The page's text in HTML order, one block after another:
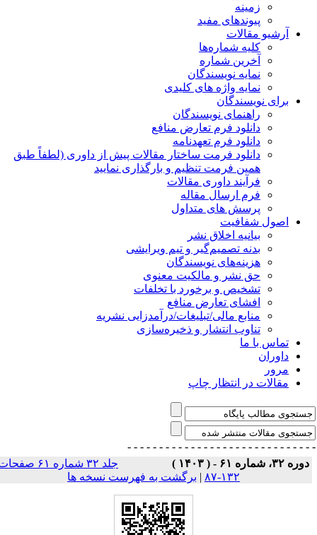
زمینه
پیوندهای مفید
آرشیو مقالات
کلیه شماره‌ها
آخرین شماره
نمایه نویسندگان
نمایه واژه های کلیدی
برای نویسندگان
راهنمای نویسندگان
دانلود فرم تعارض منافع
دانلود فرم تعهدنامه
دانلود فرمت ساختار مقالات پیش از داوری (لطفاً طبق
همین فرمت تنظیم و بارگذاری نمایید
فرآیند داوری مقالات
فرم ارسال مقاله
پرسش های متداول
اصول شفافیت
بیانیه اخلاق نشر
بدنه تصمیم‌گیر و تیم ویرایشی
هزینه‌های نویسندگان
حق نشر و مالکیت معنوی
تشخیص و برخورد با تخلفات
افشای تعارض منافع
منابع مالی/تبلیغات/درآمدزایی نشریه
تناوب انتشار و ذخیره‌سازی
تماس با ما
داوران
مرور
مقالات در انتظار چاپ
- - - - - - - - - - - - -
- - - - - - - - - - - - - - -
دوره ۳۲، شماره ۶۱ - ( ۱۴۰۳ )
جلد ۳۲ شماره ۶۱ صفحات
۱۳۲-۸۷
| برگشت به فهرست نسخه ها